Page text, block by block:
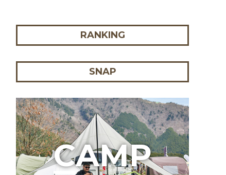
RANKING
SNAP
CAMP